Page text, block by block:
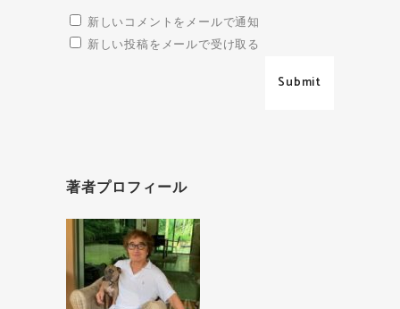
新しいコメントをメールで通知
新しい投稿をメールで受け取る
著者プロフィール